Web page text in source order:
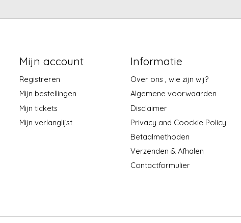
Mijn account
Registreren
Mijn bestellingen
Mijn tickets
Mijn verlanglijst
Informatie
Over ons , wie zijn wij?
Algemene voorwaarden
Disclaimer
Privacy and Coockie Policy
Betaalmethoden
Verzenden & Afhalen
Contactformulier